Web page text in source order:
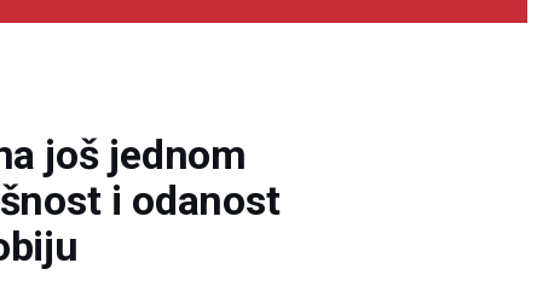
još jednom
i odanost